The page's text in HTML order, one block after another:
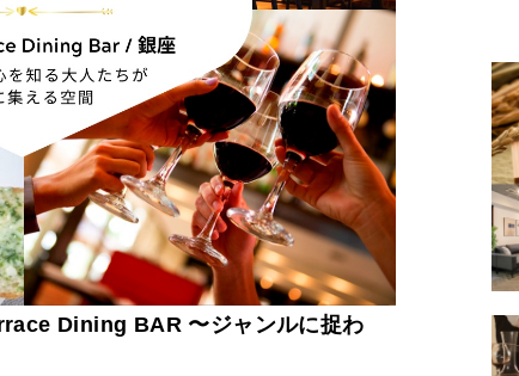
Dining BAR 〜ジャンルに捉わ